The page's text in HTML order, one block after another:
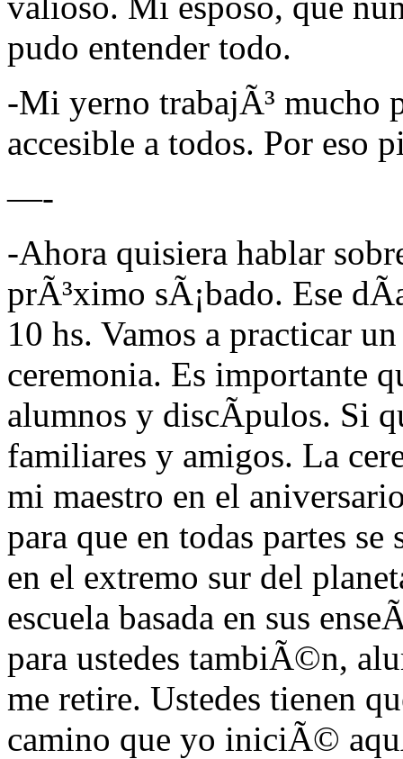
pudo entender todo.
-Mi yerno trabajÃ³ mucho
accesible a todos. Por eso
—-
-Ahora quisiera hablar
prÃ³ximo sÃ¡bado. Ese
10 hs. Vamos a practicar
ceremonia. Es importante
alumnos y discÃ­pulos. Si
familiares y amigos. La
mi maestro en el
para que en todas partes
en el extremo sur del
escuela basada en sus
para ustedes tambiÃ©n,
me retire. Ustedes tienen
camino que yo iniciÃ©